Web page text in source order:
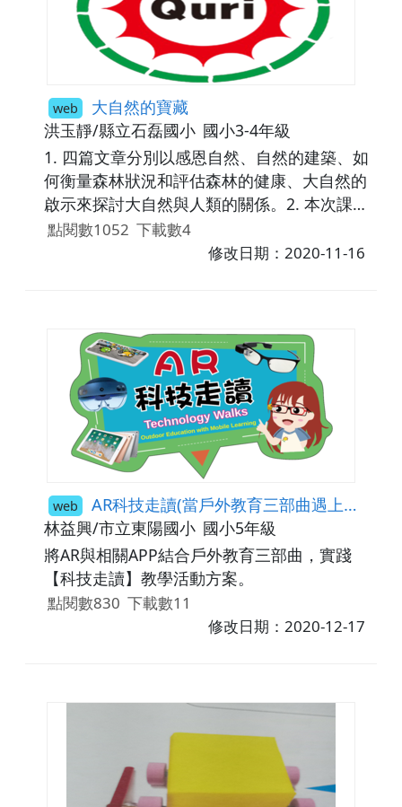
web 大自然的寶藏
洪玉靜/縣立石磊國小 國小3-4年級
1. 四篇文章分別以感恩自然、自然的建築、如
何衡量森林狀況和評估森林的健康、大自然的
啟示來探討大自然與人類的關係。2. 本次課程
選用的四篇文章，可以做為三年級自然領域課
程「植物的身體」的延伸閱讀教材。
點閱數1052 下載數4
修改日期：2020-11-16
web AR科技走讀(當戶外教育三部曲遇上行動學習)
林益興/市立東陽國小 國小5年級
將AR與相關APP結合戶外教育三部曲，實踐
【科技走讀】教學活動方案。
點閱數830 下載數11
修改日期：2020-12-17